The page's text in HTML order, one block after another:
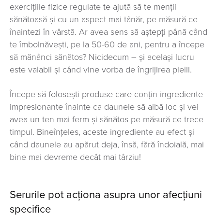
exercițiile fizice regulate te ajută să te menții
sănătoasă și cu un aspect mai tânăr, pe măsură ce
înaintezi în vârstă. Ar avea sens să aștepți până când
te îmbolnăvești, pe la 50-60 de ani, pentru a începe
să mănânci sănătos? Nicidecum – și același lucru
este valabil și când vine vorba de îngrijirea pielii.
Începe să folosești produse care conțin ingrediente
impresionante înainte ca daunele să aibă loc și vei
avea un ten mai ferm și sănătos pe măsură ce trece
timpul. Bineînțeles, aceste ingrediente au efect și
când daunele au apărut deja, însă, fără îndoială, mai
bine mai devreme decât mai târziu!
Serurile pot acționa asupra unor afecțiuni
specifice